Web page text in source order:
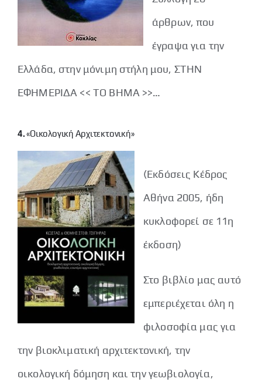
άρθρων, που
έγραψα για την
Ελλάδα, στην μόνιμη στήλη μου, ΣΤΗΝ
ΕΦΗΜΕΡΙΔΑ << ΤΟ ΒΗΜΑ >>…
4.«Οικολογική Αρχιτεκτονική»
(Εκδόσεις Κέδρος
Αθήνα 2005, ήδη
κυκλοφορεί σε 11η
έκδοση)
Στο βιβλίο μας αυτό
εμπεριέχεται όλη η
φιλοσοφία μας για
την βιοκλιματική αρχιτεκτονική, την
οικολογική δόμηση και την γεωβιολογία,